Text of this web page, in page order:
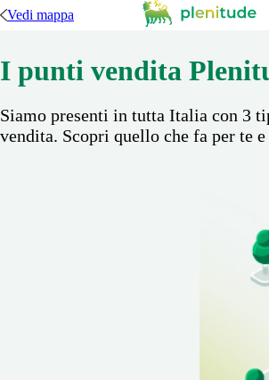
Vedi mappa
I punti vendita
Siamo presenti in tutta Italia con 3
vendita. Scopri quello che fa per te